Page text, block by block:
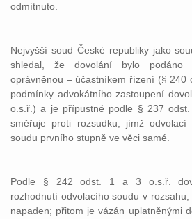
odmítnuto.
Nejvyšší soud České republiky jako
shledal, že dovolání bylo
oprávněnou – účastníkem řízení (§ 240
podmínky advokátního zastoupení
o.s.ř.) a je přípustné podle § 237
směřuje proti rozsudku, jímž odvolací
soudu prvního stupně ve věci samé.
Podle § 242 odst. 1 a 3 o.s.ř.
rozhodnutí odvolacího soudu v
napaden; přitom je vázán uplatněnými